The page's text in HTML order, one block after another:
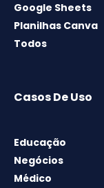
Google Sheets
Planilhas Canva
Todos
Casos De Uso
Educação
Negócios
Médico